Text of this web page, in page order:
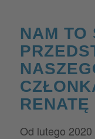
NAM TO
RENATĘ
Od lutego